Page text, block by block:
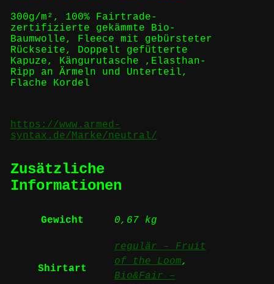
300g/m², 100% Fairtrade-
zertifizierte gekämmte Bio-
Baumwolle, Fleece mit gebürsteter
Rückseite, Doppelt gefütterte
Kapuze, Kängurutasche ,Elasthan-
Ripp an Ärmeln und Unterteil,
Flache Kordel
https://www.armed-
syntax.de/Marke/neutral/
Zusätzliche
Informationen
Gewicht 0,67 kg
Shirtart
regulär – Fruit
of the Loom,
Bio&Fair –